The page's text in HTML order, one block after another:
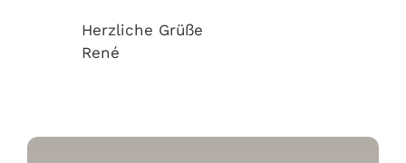
Herzliche Grüße
René